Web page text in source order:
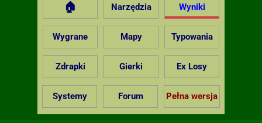
🏠 Narzędzia Wyniki
Wygrane Mapy Typowania
Zdrapki Gierki Ex Losy
Systemy Forum Pełna wersja